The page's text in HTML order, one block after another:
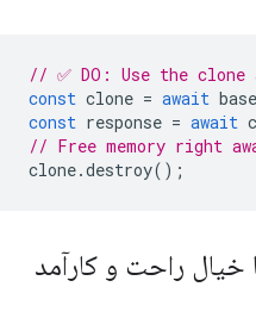
// ✅ DO: Use the
const clone = await
const response = await
// Free memory right
clone.destroy();
خیال راحت و کارآمد